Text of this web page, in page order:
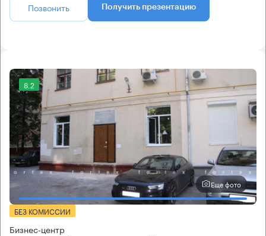
Позвонить Получить презентацию
8.2
Еще фото
БЕЗ КОМИССИИ
Бизнес-центр